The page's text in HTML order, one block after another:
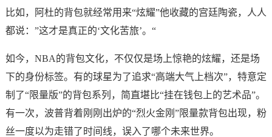
比如，阿杜的背包就经常用来“炫耀”他收藏的宫廷陶瓷，人人
都说：”这才是真正的‘文化苦旅’。“
如今，NBA的背包文化，不仅仅是场上惊艳的炫耀，还是场
下的身份标签。有的球星为了追求“高端大气上档次”，特意定
制了“限量版”的背包系列，简直堪比“挂在钱包上的艺术品”。
有一次，波普背着刚刚出炉的“烈火金刚”限量款背包出现，粉
丝一度以为走错了时间线，误入了哪个未来世界。